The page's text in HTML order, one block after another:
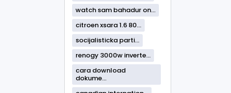
watch sam bahadur on...
citroen xsara 1.6 80...
socijalisticka parti...
renogy 3000w inverte...
cara download
dokume...